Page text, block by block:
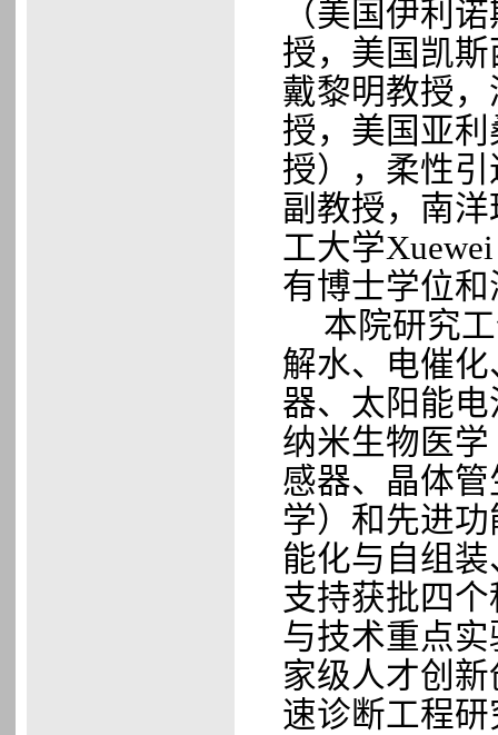
（美国伊利
授，美国凯
戴黎明教授
授 ，美国亚
授），柔性
副教授，南
工大学
有博士学位
本院研究
解水、电催
器、太阳能
纳米生物医学
感器、晶体
学）和先进
能化与自组
支持获批四
与技术重点
家级人才创
速诊断工程